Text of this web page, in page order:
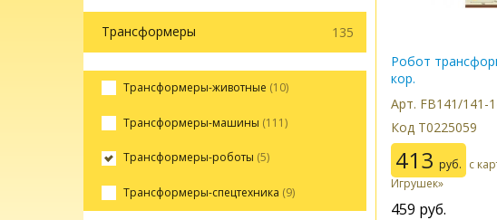
Трансформеры 135
Трансформеры-животные (10)
Трансформеры-машины (111)
Трансформеры-роботы (5)
Трансформеры-спецтехника (9)
Робот
кор.
Арт. FB141/141-
Код Т0225059
413 руб. с
Игрушек»
459 руб.